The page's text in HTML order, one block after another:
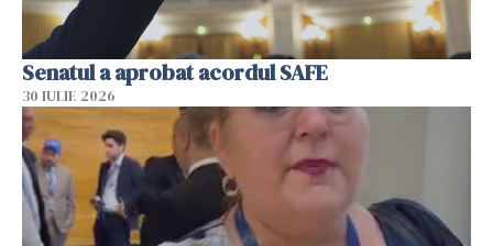
Senatul a aprobat acordul SAFE
30 IULIE 2026